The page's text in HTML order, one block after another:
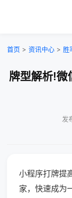
首页 > 资讯中心 > 胜
牌型解析!微
发
小程序打牌提
家，快速成为